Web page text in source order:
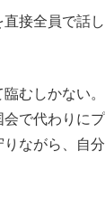
接全員で話
むしかない
で代わりに
ながら、自分